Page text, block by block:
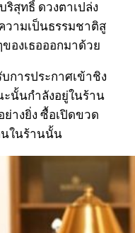
ริสุทธิ์ ดวงตาเปล่ง
วามเป็นธรรมชาติสู
องเธอออกมาด้วย
การประกาศเข้าชิง
ะนั้นกำลังอยู่ในร้าน
ย่างยิ่ง ซื้อเปิดขวด
นในร้านนั้น